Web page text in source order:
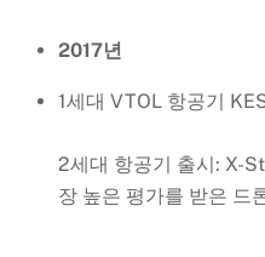
2017년
1세대 VTOL 항공기
2세대 항공기 출시: X-
장 높은 평가를 받은 드